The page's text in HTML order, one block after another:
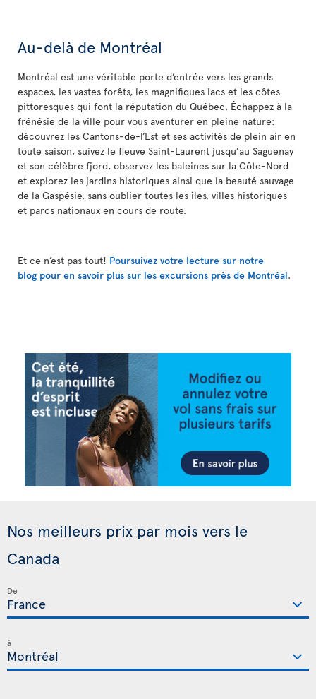
Au-delà de Montréal
Montréal est une véritable porte d’entrée vers les grands
espaces, les vastes forêts, les magnifiques lacs et les côtes
pittoresques qui font la réputation du Québec. Échappez à la
frénésie de la ville pour vous aventurer en pleine nature:
découvrez les Cantons-de-l’Est et ses activités de plein air en
toute saison, suivez le fleuve Saint-Laurent jusqu’au Saguenay
et son célèbre fjord, observez les baleines sur la Côte-Nord
et explorez les jardins historiques ainsi que la beauté sauvage
de la Gaspésie, sans oublier toutes les îles, villes historiques
et parcs nationaux en cours de route.
Et ce n’est pas tout! Poursuivez votre lecture sur notre
blog pour en savoir plus sur les excursions près de Montréal.
Nos meilleurs prix par mois vers le
Canada
De
à